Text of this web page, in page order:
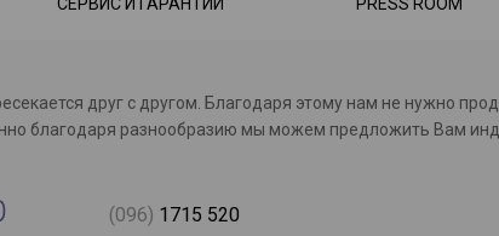
друг с другом. Благодаря этому нам не нужно
благодаря разнообразию мы можем предложить Вам
(096) 1715 520